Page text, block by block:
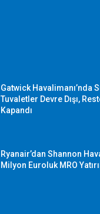
Gatwick Havalimanı’nda
Tuvaletler Devre Dışı,
Kapandı
Ryanair’dan Shannon
Milyon Euroluk MRO